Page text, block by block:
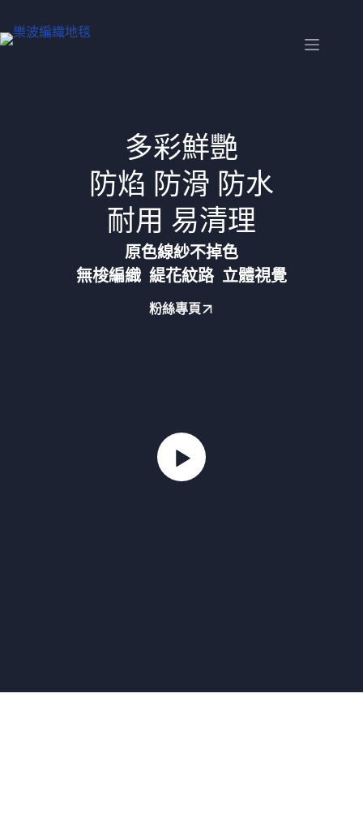
多彩鮮艷
防焰 防滑 防水
耐用 易清理
原色線紗不掉色
無梭編織 緹花紋路 立體視覺
粉絲專頁